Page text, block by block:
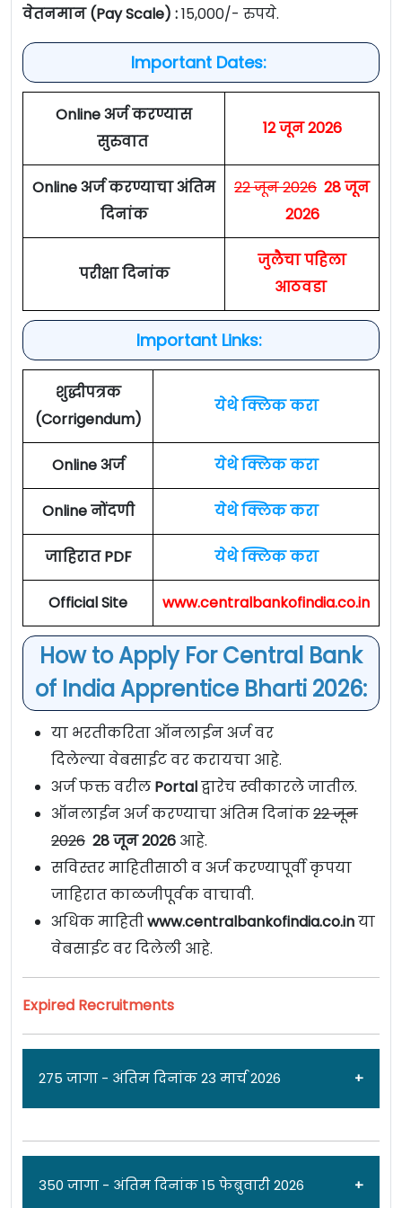
वेतनमान (Pay Scale) :15,000/- रुपये.
Important Dates:
Online अर्ज करण्यास
सुरुवात
12 जून 2026
Online अर्ज करण्याचा अंतिम
दिनांक
22 जून 2026 28 जून
2026
परीक्षा दिनांक
जुलैचा पहिला
आठवडा
Important Links:
शुद्धीपत्रक
(Corrigendum)
येथे क्लिक करा
Online अर्ज येथे क्लिक करा
Online नोंदणी येथे क्लिक करा
जाहिरात PDF येथे क्लिक करा
Official Site www.centralbankofindia.co.in
How to Apply ForCentral Bank
of India Apprentice Bharti 2026:
या भरतीकरिता ऑनलाईन अर्ज वर
दिलेल्या वेबसाईट वर करायचा आहे.
अर्ज फक्त वरील Portalद्वारेच स्वीकारले जातील.
ऑनलाईन अर्ज करण्याचा अंतिम दिनांक22 जून
2026 28 जून 2026 आहे.
सविस्तर माहितीसाठी व अर्ज करण्यापूर्वी कृपया
जाहिरात काळजीपूर्वक वाचावी.
अधिक माहितीwww.centralbankofindia.co.inया
वेबसाईट वर दिलेली आहे.
Expired Recruitments
275 जागा - अंतिम दिनांक 23 मार्च 2026
जाहिरात दिनांक: 02/03/26
350 जागा - अंतिम दिनांक 15 फेब्रुवारी 2026